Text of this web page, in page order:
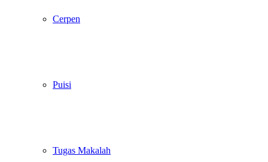
Cerpen
Puisi
Tugas Makalah